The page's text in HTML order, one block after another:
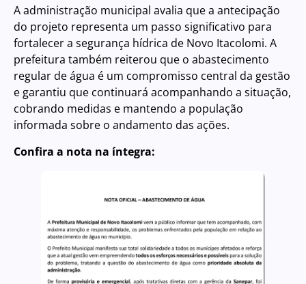
A administração municipal avalia que a antecipação
do projeto representa um passo significativo para
fortalecer a segurança hídrica de Novo Itacolomi. A
prefeitura também reiterou que o abastecimento
regular de água é um compromisso central da gestão
e garantiu que continuará acompanhando a situação,
cobrando medidas e mantendo a população
informada sobre o andamento das ações.
Confira a nota na íntegra: